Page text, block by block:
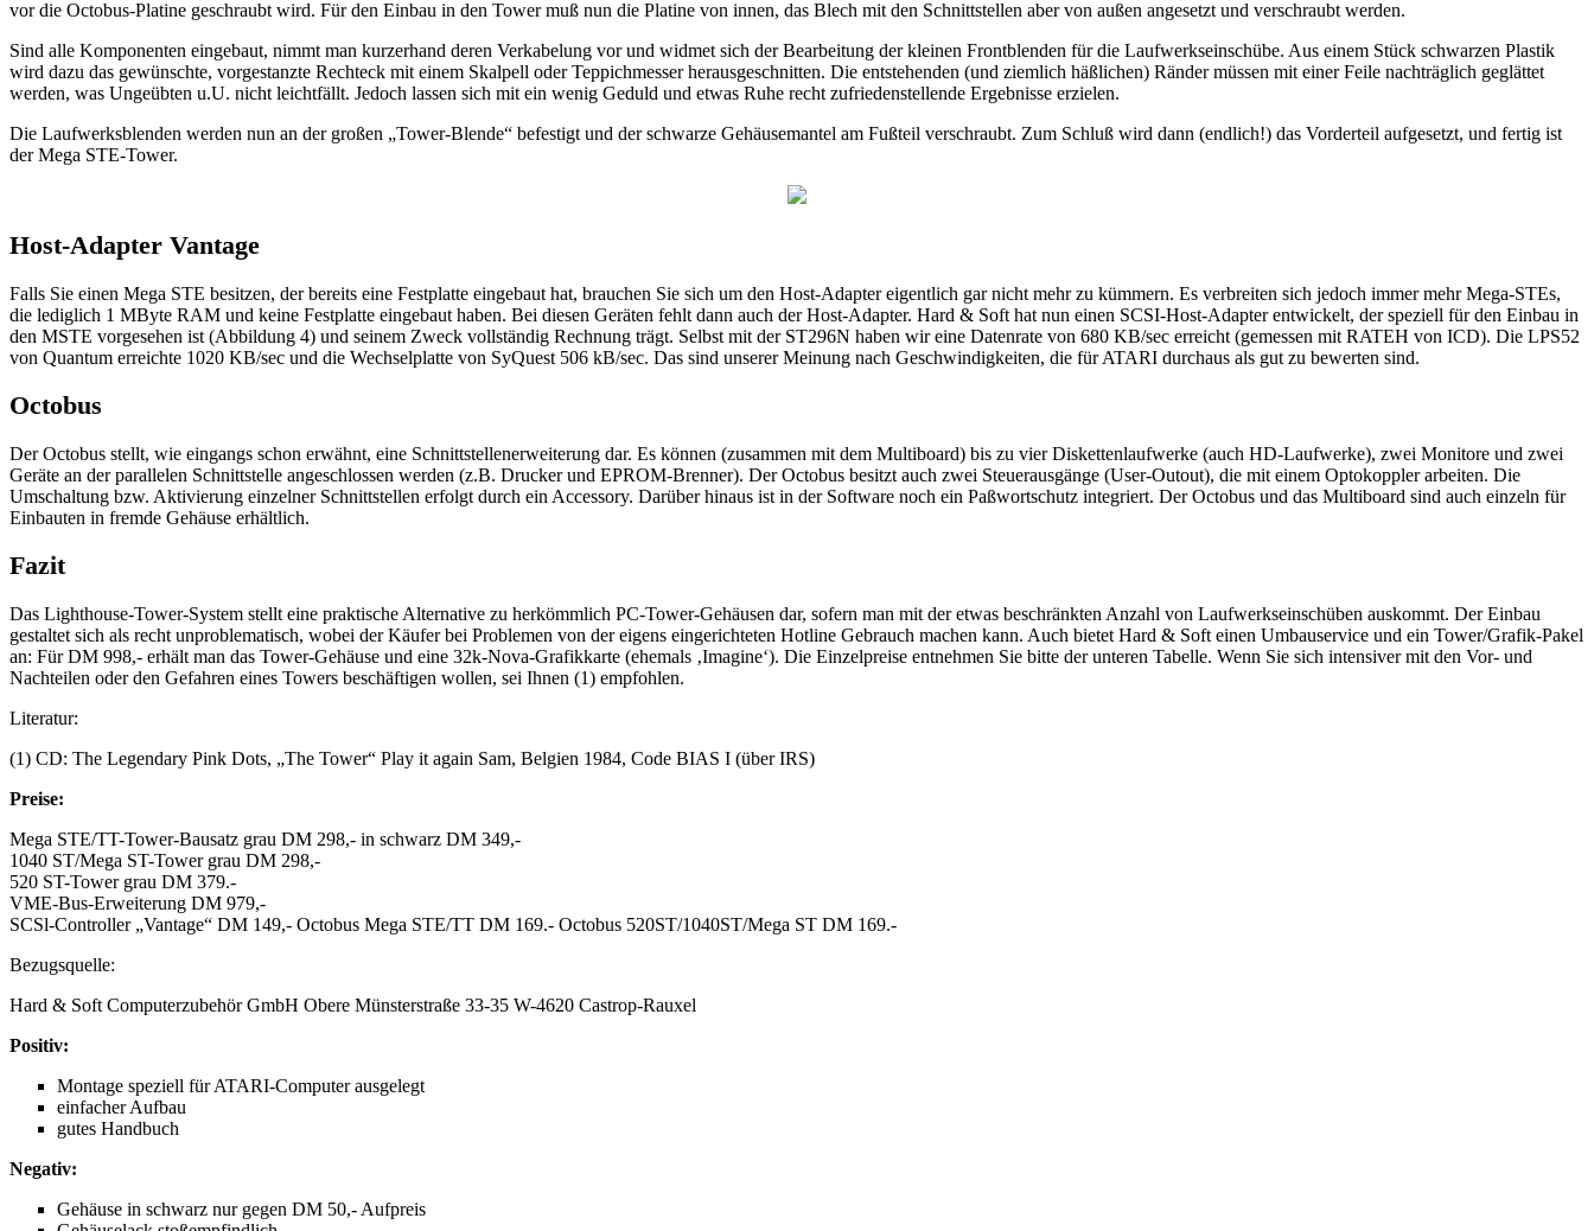
vor die Octobus-Platine geschraubt wird. Für den Einbau in den Tower muß nun die Platine von innen, das Blech mit den Schnittstellen aber von außen angesetzt und verschraubt werden.
Sind alle Komponenten eingebaut, nimmt man kurzerhand deren Verkabelung vor und widmet sich der Bearbeitung der kleinen Frontblenden für die Laufwerkseinschübe. Aus einem Stück schwarzen Plastik
wird dazu das gewünschte, vorgestanzte Rechteck mit einem Skalpell oder Teppichmesser herausgeschnitten. Die entstehenden (und ziemlich häßlichen) Ränder müssen mit einer Feile nachträglich geglättet
werden, was Ungeübten u.U. nicht leichtfällt. Jedoch lassen sich mit ein wenig Geduld und etwas Ruhe recht zufriedenstellende Ergebnisse erzielen.
Die Laufwerksblenden werden nun an der großen „Tower-Blende“ befestigt und der schwarze Gehäusemantel am Fußteil verschraubt. Zum Schluß wird dann (endlich!) das Vorderteil aufgesetzt, und fertig ist
der Mega STE-Tower.
Host-Adapter Vantage
Falls Sie einen Mega STE besitzen, der bereits eine Festplatte eingebaut hat, brauchen Sie sich um den Host-Adapter eigentlich gar nicht mehr zu kümmern. Es verbreiten sich jedoch immer mehr Mega-STEs,
die lediglich 1 MByte RAM und keine Festplatte eingebaut haben. Bei diesen Geräten fehlt dann auch der Host-Adapter. Hard & Soft hat nun einen SCSI-Host-Adapter entwickelt, der speziell für den Einbau in
den MSTE vorgesehen ist (Abbildung 4) und seinem Zweck vollständig Rechnung trägt. Selbst mit der ST296N haben wir eine Datenrate von 680 KB/sec erreicht (gemessen mit RATEH von ICD). Die LPS52
von Quantum erreichte 1020 KB/sec und die Wechselplatte von SyQuest 506 kB/sec. Das sind unserer Meinung nach Geschwindigkeiten, die für ATARI durchaus als gut zu bewerten sind.
Octobus
Der Octobus stellt, wie eingangs schon erwähnt, eine Schnittstellenerweiterung dar. Es können (zusammen mit dem Multiboard) bis zu vier Diskettenlaufwerke (auch HD-Laufwerke), zwei Monitore und zwei
Geräte an der parallelen Schnittstelle angeschlossen werden (z.B. Drucker und EPROM-Brenner). Der Octobus besitzt auch zwei Steuerausgänge (User-Outout), die mit einem Optokoppler arbeiten. Die
Umschaltung bzw. Aktivierung einzelner Schnittstellen erfolgt durch ein Accessory. Darüber hinaus ist in der Software noch ein Paßwortschutz integriert. Der Octobus und das Multiboard sind auch einzeln für
Einbauten in fremde Gehäuse erhältlich.
Fazit
Das Lighthouse-Tower-System stellt eine praktische Alternative zu herkömmlich PC-Tower-Gehäusen dar, sofern man mit der etwas beschränkten Anzahl von Laufwerkseinschüben auskommt. Der Einbau
gestaltet sich als recht unproblematisch, wobei der Käufer bei Problemen von der eigens eingerichteten Hotline Gebrauch machen kann. Auch bietet Hard & Soft einen Umbauservice und ein Tower/Grafik-Pakel
an: Für DM 998,- erhält man das Tower-Gehäuse und eine 32k-Nova-Grafikkarte (ehemals ‚Imagine‘). Die Einzelpreise entnehmen Sie bitte der unteren Tabelle. Wenn Sie sich intensiver mit den Vor- und
Nachteilen oder den Gefahren eines Towers beschäftigen wollen, sei Ihnen (1) empfohlen.
Literatur:
(1) CD: The Legendary Pink Dots, „The Tower“ Play it again Sam, Belgien 1984, Code BIAS I (über IRS)
Preise:
Mega STE/TT-Tower-Bausatz grau DM 298,- in schwarz DM 349,-
1040 ST/Mega ST-Tower grau DM 298,-
520 ST-Tower grau DM 379.-
VME-Bus-Erweiterung DM 979,-
SCSl-Controller „Vantage“ DM 149,- Octobus Mega STE/TT DM 169.- Octobus 520ST/1040ST/Mega ST DM 169.-
Bezugsquelle:
Hard & Soft Computerzubehör GmbH Obere Münsterstraße 33-35 W-4620 Castrop-Rauxel
Positiv:
Montage speziell für ATARI-Computer ausgelegt
einfacher Aufbau
gutes Handbuch
Negativ:
Gehäuse in schwarz nur gegen DM 50,- Aufpreis